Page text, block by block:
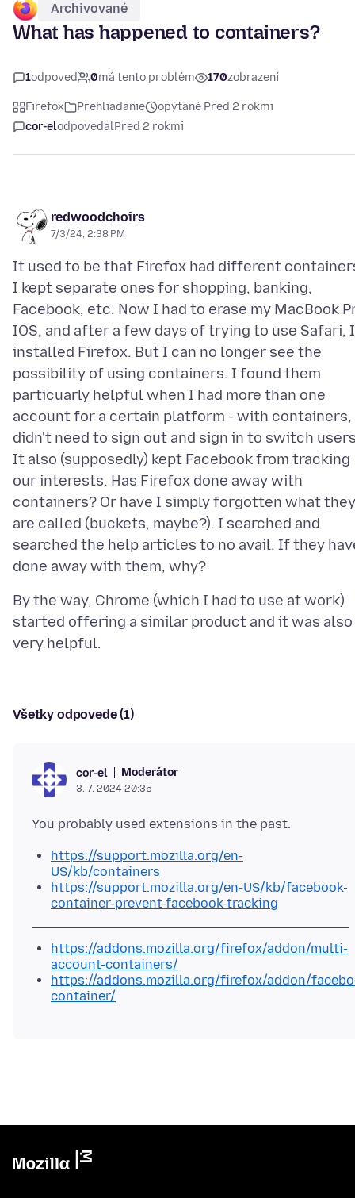
Archivované
What has happened to containers?
1odpoveď 0má tento problém 170zobrazení
Firefox Prehliadanie
opýtané Pred 2 rokmi
cor-elodpovedalPred 2 rokmi
redwoodchoirs
7/3/24, 2:38 PM
It used to be that Firefox had different
I kept separate ones for shopping, banking,
Facebook, etc. Now I had to erase my MacBook
IOS, and after a few days of trying to use Safari, I
installed Firefox. But I can no longer see the
possibility of using containers. I found them
particuarly helpful when I had more than one
account for a certain platform - with containers,
didn't need to sign out and sign in to switch
It also (supposedly) kept Facebook from tracking
our interests. Has Firefox done away with
containers? Or have I simply forgotten what they
are called (buckets, maybe?). I searched and
searched the help articles to no avail. If they
By the way, Chrome (which I had to use at work)
started offering a similar product and it was also
Všetky odpovede (1)
cor-el Moderátor
3. 7. 2024 20:35
https://support.mozilla.org/en-
US/kb/containers
https://support.mozilla.org/en-US/kb/facebook-
container-prevent-facebook-tracking
https://addons.mozilla.org/firefox/addon/multi-
account-containers/
https://addons.mozilla.org/firefox/addon/
container/